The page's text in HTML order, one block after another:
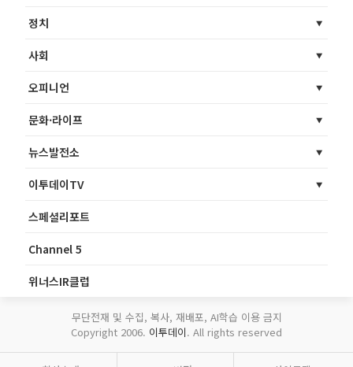
정치
사회
오피니언
문화·라이프
뉴스발전소
이투데이TV
스페셜리포트
Channel 5
위너스IR클럽
무단전재 및 수집, 복사, 재배포, AI학습 이용 금지
Copyright 2006. 이투데이. All rights reserved